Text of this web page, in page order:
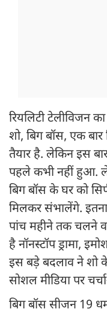
रियलिटी टेलीविजन
शो, बिग बॉस, एक
तैयार है. लेकिन इस
पहले कभी नहीं हुआ.
बिग बॉस के घर को
मिलकर संभालेंगे.
पांच महीने तक चलने
है नॉनस्टॉप ड्रामा,
इस बड़े बदलाव ने शो
सोशल मीडिया पर
बिग बॉस सीजन 19